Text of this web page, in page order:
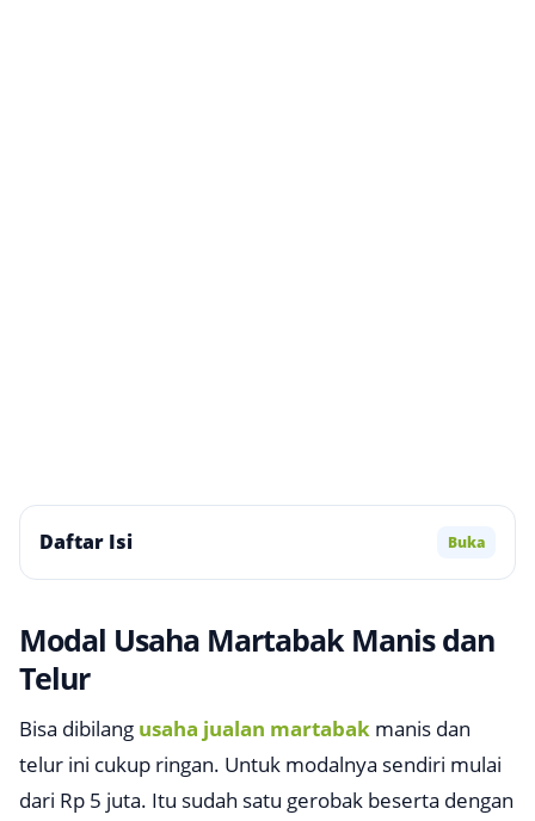
Daftar Isi Buka
Modal Usaha Martabak Manis dan
Telur
Bisa dibilang usaha jualan martabak manis dan
telur ini cukup ringan. Untuk modalnya sendiri mulai
dari Rp 5 juta. Itu sudah satu gerobak beserta dengan